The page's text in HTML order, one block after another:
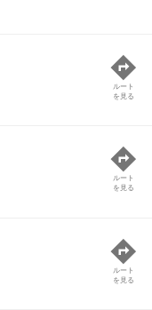
ルート
を見る
ルート
を見る
ルート
を見る